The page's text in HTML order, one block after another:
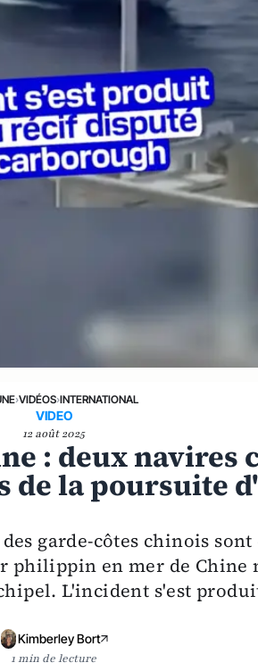
›VIDÉOS›INTERNATIONAL
VIDEO
12 août 2025
: deux navires
de la poursuite
garde-côtes chinois
en mer de Chine
L'incident s'est
Kimberley Bort
1 min de lecture